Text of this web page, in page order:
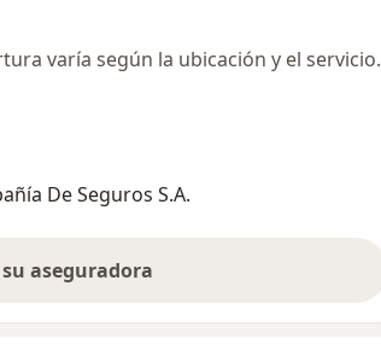
varía según la ubicación y el servicio.
De Seguros S.A.
aseguradora